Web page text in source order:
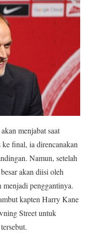
menjabat saat
final, ia direncanakan
Namun, setelah
akan diisi oleh
penggantinya.
kapten Harry Kane
Street untuk
tersebut.